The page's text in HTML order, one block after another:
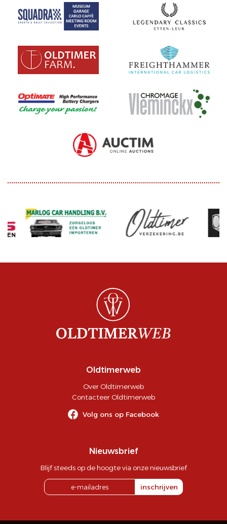
Oldtimerweb
Over Oldtimerweb
Contacteer Oldtimerweb
Volg ons op Facebook
Nieuwsbrief
Blijf steeds op de hoogte via onze nieuwsbrief
inschrijven